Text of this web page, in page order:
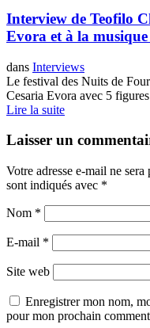
Interview de Teofilo
Evora et à la
dans Interviews
Le festival des Nuits de
Cesaria Evora avec 5
Lire la suite
Laisser un
Votre adresse e-mail ne sera
sont indiqués avec *
Nom *
E-mail *
Site web
Enregistrer mon nom,
pour mon prochain